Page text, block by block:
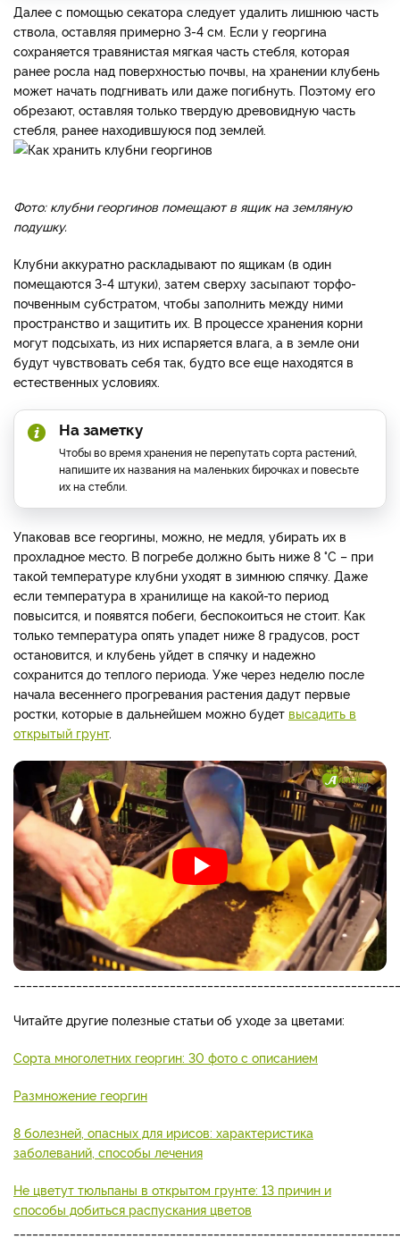
Далее с помощью секатора следует удалить лишнюю часть
ствола, оставляя примерно 3-4 см. Если у георгина
сохраняется травянистая мягкая часть стебля, которая
ранее росла над поверхностью почвы, на хранении клубень
может начать подгнивать или даже погибнуть. Поэтому его
обрезают, оставляя только твердую древовидную часть
стебля, ранее находившуюся под землей.
Фото: клубни георгинов помещают в ящик на земляную
подушку.
Клубни аккуратно раскладывают по ящикам (в один
помещаются 3-4 штуки), затем сверху засыпают торфо-
почвенным субстратом, чтобы заполнить между ними
пространство и защитить их. В процессе хранения корни
могут подсыхать, из них испаряется влага, а в земле они
будут чувствовать себя так, будто все еще находятся в
естественных условиях.
На заметку
Чтобы во время хранения не перепутать сорта растений,
напишите их названия на маленьких бирочках и повесьте
их на стебли.
Упаковав все георгины, можно, не медля, убирать их в
прохладное место. В погребе должно быть ниже 8 °C – при
такой температуре клубни уходят в зимнюю спячку. Даже
если температура в хранилище на какой-то период
повысится, и появятся побеги, беспокоиться не стоит. Как
только температура опять упадет ниже 8 градусов, рост
остановится, и клубень уйдет в спячку и надежно
сохранится до теплого периода. Уже через неделю после
начала весеннего прогревания растения дадут первые
ростки, которые в дальнейшем можно будет высадить в
открытый грунт.
Читайте другие полезные статьи об уходе за цветами:
Сорта многолетних георгин: 30 фото с описанием
Размножение георгин
8 болезней, опасных для ирисов: характеристика
заболеваний, способы лечения
Не цветут тюльпаны в открытом грунте: 13 причин и
способы добиться распускания цветов